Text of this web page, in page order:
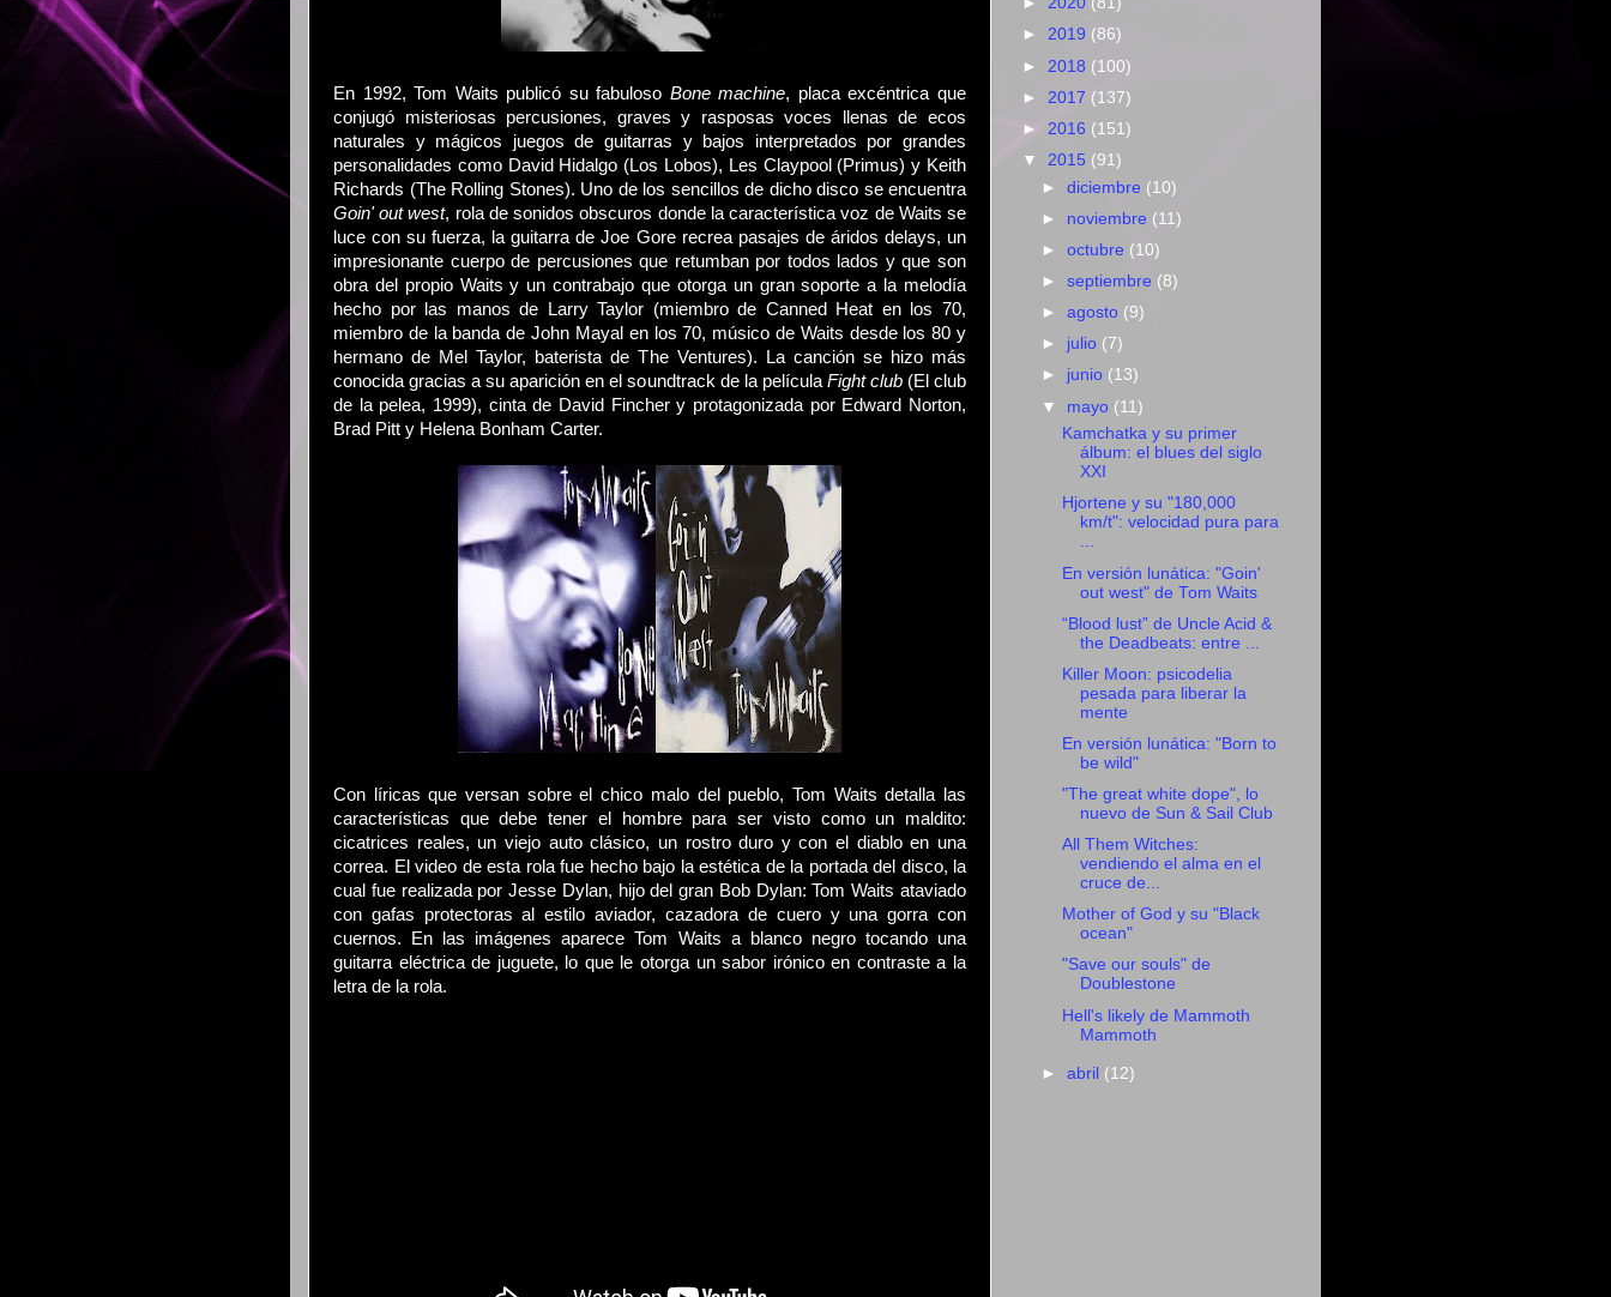
En 1992, Tom Waits publicó su fabuloso Bone machine, placa excéntrica que
conjugó misteriosas percusiones, graves y rasposas voces llenas de ecos
naturales y mágicos juegos de guitarras y bajos interpretados por grandes
personalidades como David Hidalgo (Los Lobos), Les Claypool (Primus) y Keith
Richards (The Rolling Stones). Uno de los sencillos de dicho disco se encuentra
Goin' out west, rola de sonidos obscuros donde la característica voz de Waits se
luce con su fuerza, la guitarra de Joe Gore recrea pasajes de áridos delays, un
impresionante cuerpo de percusiones que retumban por todos lados y que son
obra del propio Waits y un contrabajo que otorga un gran soporte a la melodía
hecho por las manos de Larry Taylor (miembro de Canned Heat en los 70,
miembro de la banda de John Mayal en los 70, músico de Waits desde los 80 y
hermano de Mel Taylor, baterista de The Ventures). La canción se hizo más
conocida gracias a su aparición en el soundtrack de la película Fight club(El club
de la pelea, 1999), cinta de David Fincher y protagonizada por Edward Norton,
Brad Pitt y Helena Bonham Carter.
Con líricas que versan sobre el chico malo del pueblo, Tom Waits detalla las
características que debe tener el hombre para ser visto como un maldito:
cicatrices reales, un viejo auto clásico, un rostro duro y con el diablo en una
correa. El video de esta rola fue hecho bajo la estética de la portada del disco, la
cual fue realizada por Jesse Dylan, hijo del gran Bob Dylan: Tom Waits ataviado
con gafas protectoras al estilo aviador, cazadora de cuero y una gorra con
cuernos. En las imágenes aparece Tom Waits a blanco negro tocando una
guitarra eléctrica de juguete, lo que le otorga un sabor irónico en contraste a la
letra de la rola.
► 2019 (86)
► 2018 (100)
► 2017 (137)
► 2016 (151)
▼ 2015 (91)
►diciembre (10)
► noviembre (11)
►octubre (10)
►septiembre (8)
►agosto (9)
► julio (7)
► junio (13)
▼ mayo (11)
Kamchatka y su primer
álbum: el blues del siglo
XXI
Hjortene y su "180,000
km/t": velocidad pura para
...
En versión lunática: "Goin'
out west" de Tom Waits
“Blood lust” de Uncle Acid &
the Deadbeats: entre ...
Killer Moon: psicodelia
pesada para liberar la
mente
En versión lunática: "Born to
be wild"
"The great white dope", lo
nuevo de Sun & Sail Club
All Them Witches:
vendiendo el alma en el
cruce de...
Mother of God y su "Black
ocean"
"Save our souls" de
Doublestone
Hell's likely de Mammoth
Mammoth
►abril (12)